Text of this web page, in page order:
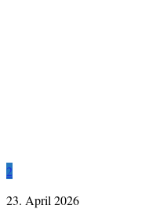
2
23. April 2026